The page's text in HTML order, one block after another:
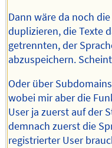
Dann wäre da noch
duplizieren, die Texte
getrennten, der
abzuspeichern.
Oder über
wobei mir aber die
User ja zuerst auf der
demnach zuerst die
registrierter User